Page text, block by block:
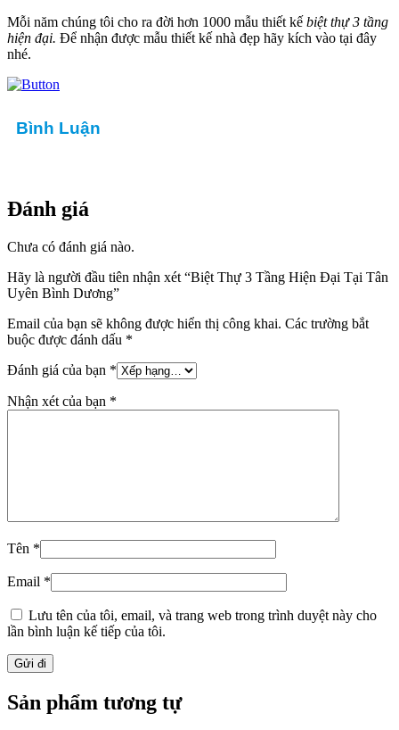
Mỗi năm chúng tôi cho ra đời hơn 1000 mẫu thiết kế biệt thự 3 tầng
hiện đại. Để nhận được mẫu thiết kế nhà đẹp hãy kích vào tại đây
nhé.
Bình Luận
Đánh giá
Chưa có đánh giá nào.
Hãy là người đầu tiên nhận xét “Biệt Thự 3 Tầng Hiện Đại Tại Tân
Uyên Bình Dương”
Email của bạn sẽ không được hiển thị công khai. Các trường bắt
buộc được đánh dấu *
Đánh giá của bạn *
Nhận xét của bạn *
Tên *
Email *
Lưu tên của tôi, email, và trang web trong trình duyệt này cho
lần bình luận kế tiếp của tôi.
Sản phẩm tương tự